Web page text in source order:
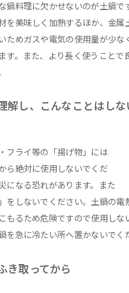
鍋料理に欠かせないのが土鍋で
を美味しく加熱するほか、金属
ためガスや電気の使用量が少な
す。また、より長く使うことで
解し、こんなことはしな
フライ等の「揚げ物」には
ら絶対に使用しないでくだ
になる恐れがあります。また
」をしないでください。土鍋の電
もるため危険ですので使用しな
を急に冷たい所へ置かないでく
き取ってから